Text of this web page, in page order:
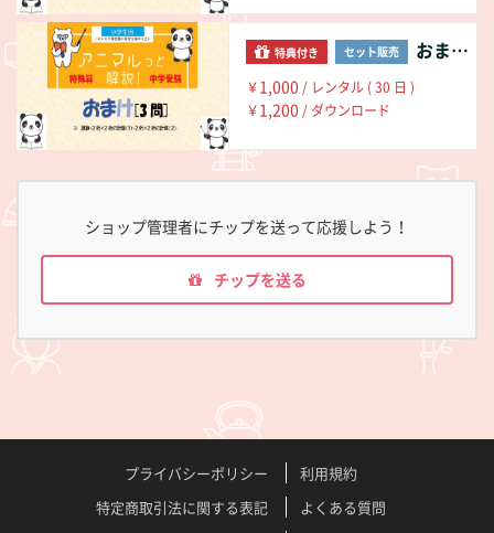
特典付き セット販売 おまけ（暦算・2桁×2桁の計算(1)(2)）
￥1,000 / レンタル ( 30 日 )
￥1,200 / ダウンロード
ショップ管理者にチップを送って応援しよう！
チップを送る
プライバシーポリシー
利用規約
特定商取引法に関する表記
よくある質問